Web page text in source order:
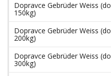
Dopravce Gebrüder Weiss (do
150kg)
Dopravce Gebrüder Weiss (do
200kg)
Dopravce Gebrüder Weiss (do
300kg)